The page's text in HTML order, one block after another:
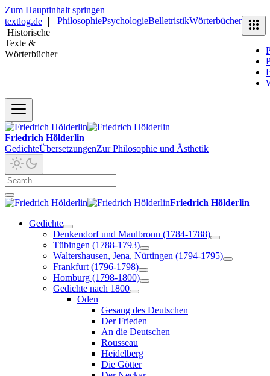
Zum Hauptinhalt springen
textlog.de
Historische
Texte &
Wörterbücher
PhilosophiePsychologieBelletristikWörterbücher
Friedrich Hölderlin
GedichteÜbersetzungenZur Philosophie und Ästhetik
Friedrich Hölderlin
Gedichte
Denkendorf und Maulbronn (1784-1788)
Tübingen (1788-1793)
Waltershausen, Jena, Nürtingen (1794-1795)
Frankfurt (1796-1798)
Homburg (1798-1800)
Gedichte nach 1800
Oden
Gesang des Deutschen
Der Frieden
An die Deutschen
Rousseau
Heidelberg
Die Götter